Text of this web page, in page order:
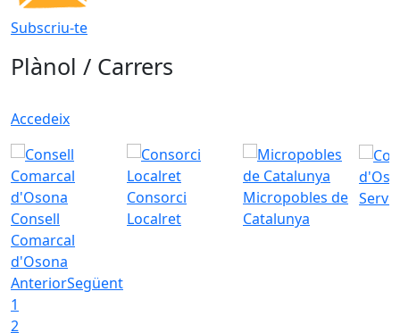
Subscriu-te
Plànol / Carrers
Accedeix
Consell
Comarcal
d'Osona
Consorci
Localret
Micropobles de
Catalunya
AnteriorSegüent
1
2